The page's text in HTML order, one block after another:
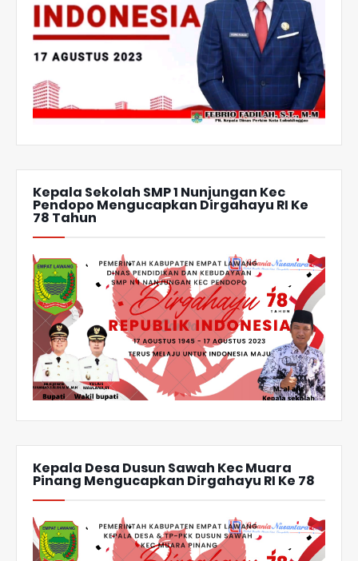
Kepala Sekolah SMP 1 Nunjungan Kec
Pendopo Mengucapkan Dirgahayu RI Ke
78 Tahun
Kepala Desa Dusun Sawah Kec Muara
Pinang Mengucapkan Dirgahayu RI Ke 78